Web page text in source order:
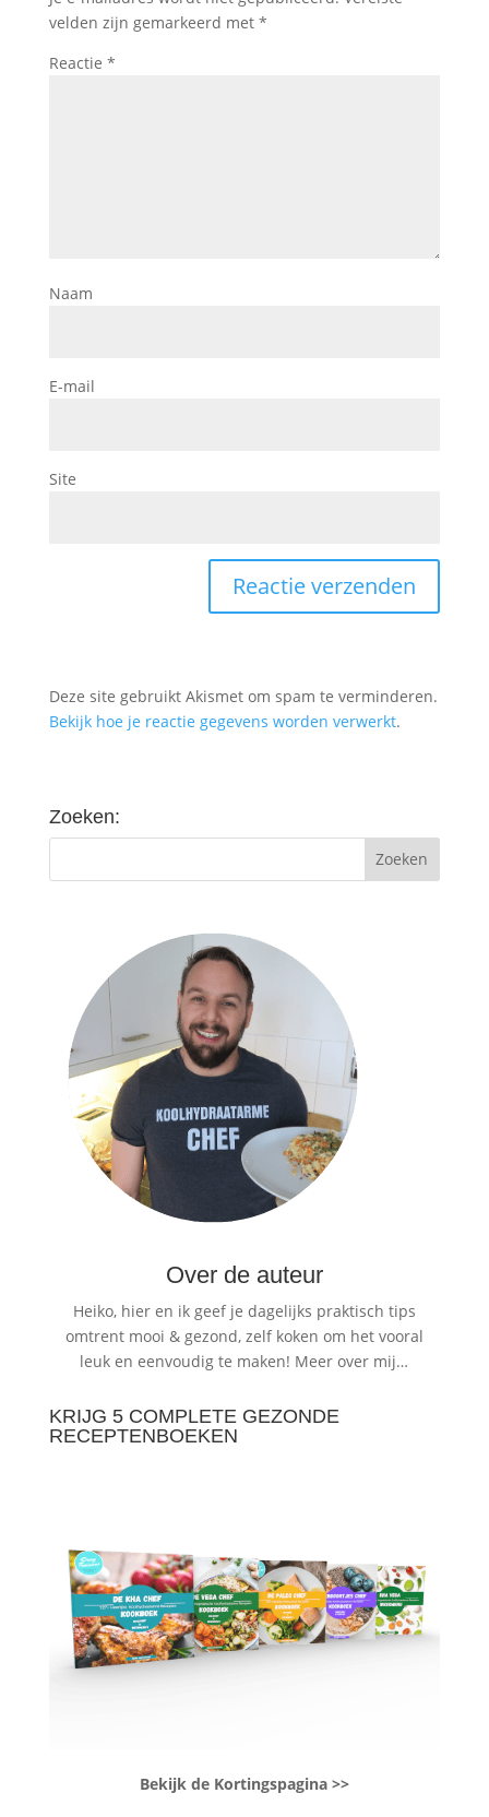
velden zijn gemarkeerd met *
Reactie *
Naam
E-mail
Site
Deze site gebruikt Akismet om spam te verminderen.
Bekijk hoe je reactie gegevens worden verwerkt.
Zoeken:
Over de auteur
Heiko, hier en ik geef je dagelijks praktisch tips
omtrent mooi & gezond, zelf koken om het vooral
leuk en eenvoudig te maken! Meer over mij…
KRIJG 5 COMPLETE GEZONDE
RECEPTENBOEKEN
Bekijk de Kortingspagina >>